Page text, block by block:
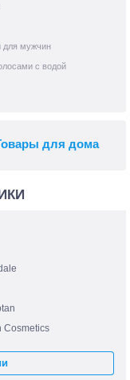
для мужчин
с водой
для дома
Cosmetics